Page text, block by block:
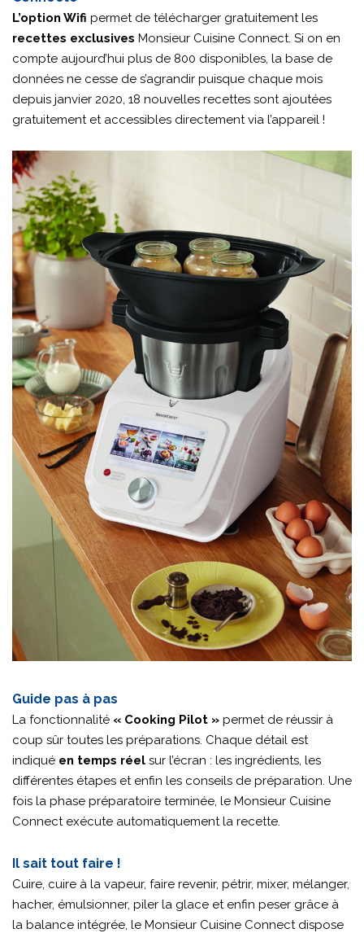
L’option Wifi permet de télécharger gratuitement les
recettes exclusives Monsieur Cuisine Connect. Si on en
compte aujourd’hui plus de 800 disponibles, la base de
données ne cesse de s’agrandir puisque chaque mois
depuis janvier 2020, 18 nouvelles recettes sont ajoutées
gratuitement et accessibles directement via l’appareil !
Guide pas à pas
La fonctionnalité « Cooking Pilot » permet de réussir à
coup sûr toutes les préparations. Chaque détail est
indiqué en temps réel sur l’écran : les ingrédients, les
différentes étapes et enfin les conseils de préparation. Une
fois la phase préparatoire terminée, le Monsieur Cuisine
Connect exécute automatiquement la recette.
Il sait tout faire !
Cuire, cuire à la vapeur, faire revenir, pétrir, mixer, mélanger,
hacher, émulsionner, piler la glace et enfin peser grâce à
la balance intégrée, le Monsieur Cuisine Connect dispose